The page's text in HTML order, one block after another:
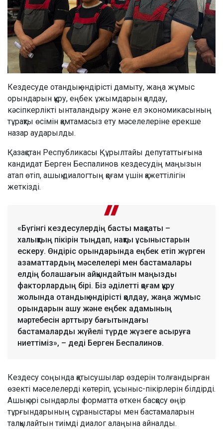
Кездесуде отандық өндірісті дамыту, жаңа жұмыс
орындарын құру, еңбек ұжымдарын қолдау,
кәсіпкерлікті ынталандыру және ел экономикасының
тұрақты өсімін қамтамасыз ету мәселелеріне ерекше
назар аударылды.
Қазақстан Республикасы Құрылтайы депутаттығына
кандидат Берген Беспалинов кездесудің маңызын
атап өтіп, ашық диалогтың қоғам үшін қажеттілігін
жеткізді.
«Бүгінгі кездесулердің басты мақсаты –
халықтың пікірін тыңдап, нақты ұсыныстарын
ескеру. Өндіріс орындарында еңбек етіп жүрген
азаматтардың мәселелері мен бастамалары
елдің болашағын айқындайтын маңызды
факторлардың бірі. Біз әділетті қоғам құру
жолында отандық өндірісті қолдау, жаңа жұмыс
орындарын ашу және еңбек адамының
мәртебесін арттыру бағытындағы
бастамаларды жүйелі түрде жүзеге асыруға
ниеттіміз», – деді Берген Беспалинов.
Кездесу соңында қатысушылар өздерін толғандырған
өзекті мәселелерді көтеріп, ұсыныс-пікірлерін білдірді.
Ашық әрі сындарлы форматта өткен басқосу өңір
тұрғындарының сұраныстары мен бастамаларын
талқылайтын тиімді диалог алаңына айналды.